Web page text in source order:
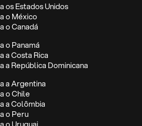
os Estados Unidos
o México
o Canadá
o Panamá
a Costa Rica
a República Dominicana
a Argentina
o Chile
a Colômbia
o Peru